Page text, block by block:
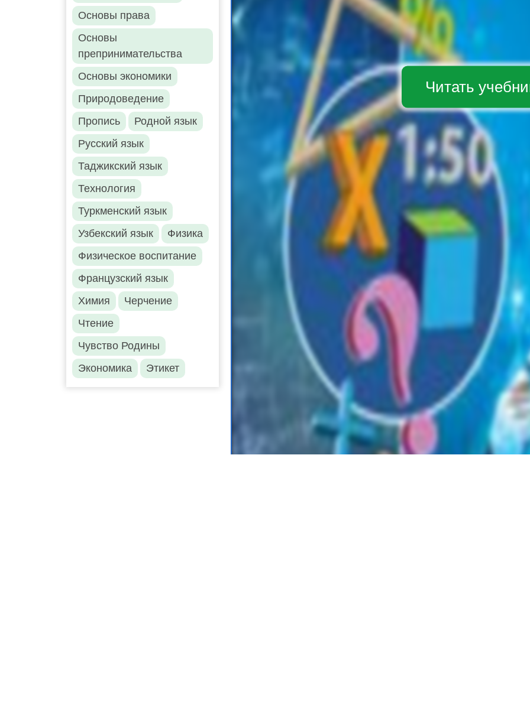
Основы права
Основы
препринимательства
Основы экономики
Природоведение
Пропись
Родной язык
Русский язык
Таджикский язык
Технология
Туркменский язык
Узбекский язык
Физика
Физическое воспитание
Французский язык
Химия
Черчение
Чтение
Чувство Родины
Экономика
Этикет
Читать